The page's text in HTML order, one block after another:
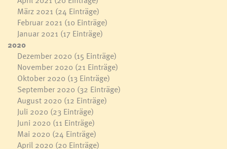
März 2021 (24 Einträge)
Februar 2021 (10 Einträge)
Januar 2021 (17 Einträge)
2020
Dezember 2020 (15 Einträge)
November 2020 (21 Einträge)
Oktober 2020 (13 Einträge)
September 2020 (32 Einträge)
August 2020 (12 Einträge)
Juli 2020 (23 Einträge)
Juni 2020 (11 Einträge)
Mai 2020 (24 Einträge)
April 2020 (20 Einträge)